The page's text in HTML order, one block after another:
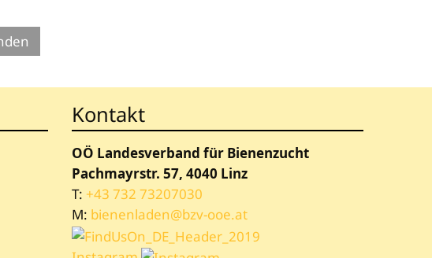
Kontakt
OÖ Landesverband für Bienenzucht
Pachmayrstr. 57, 4040 Linz
T: +43 732 73207030
M: bienenladen@bzv-ooe.at